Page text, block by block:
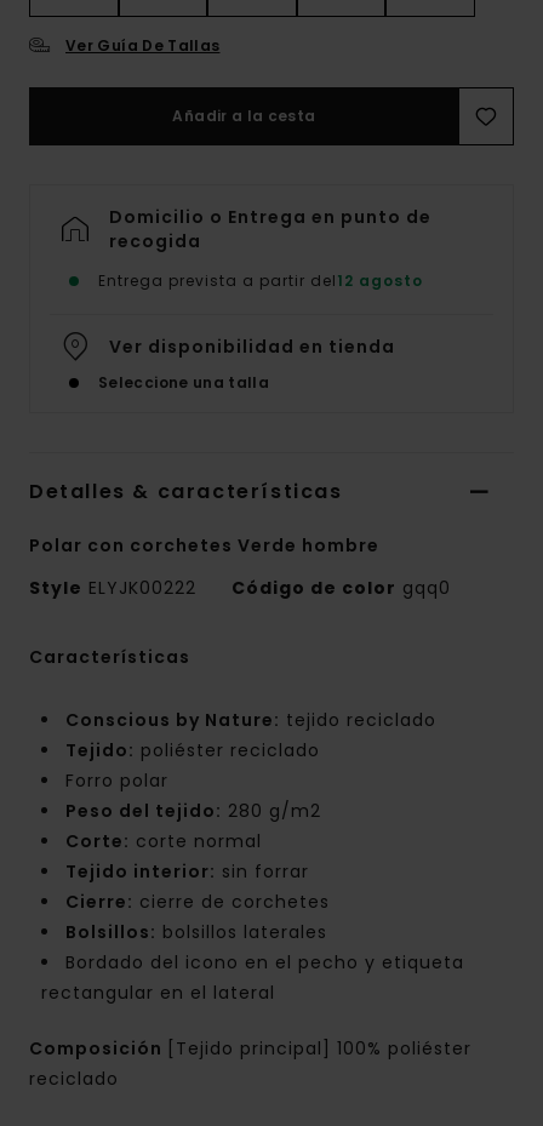
Ver Guía De Tallas
Añadir a la cesta
Domicilio o Entrega en punto de
recogida
Entrega prevista a partir del12 agosto
Ver disponibilidad en tienda
Seleccione una talla
Detalles & características
Polar con corchetes Verde hombre
Style ELYJK00222 Código de color gqq0
Características
Conscious by Nature: tejido reciclado
Tejido: poliéster reciclado
Forro polar
Peso del tejido: 280 g/m2
Corte: corte normal
Tejido interior: sin forrar
Cierre: cierre de corchetes
Bolsillos: bolsillos laterales
Bordado del icono en el pecho y etiqueta
rectangular en el lateral
Composición
[Tejido principal] 100% poliéster
reciclado